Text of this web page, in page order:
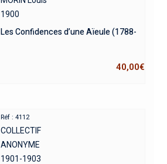
1900
Les Confidences d’une Aïeule (1788-
40,00€
Réf : 4112
COLLECTIF
ANONYME
1901-1903